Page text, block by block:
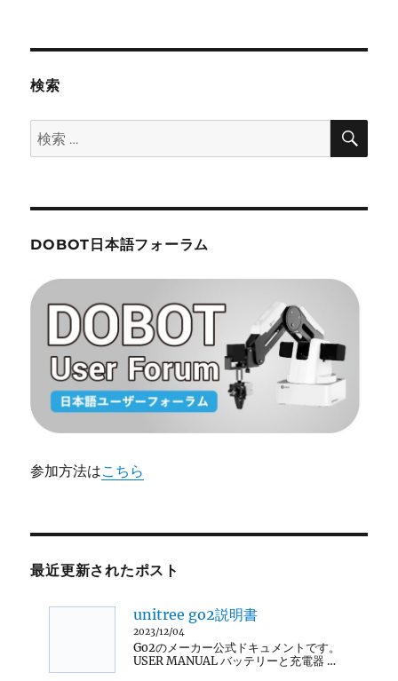
Pi
12694
検索
検
索:
検
DOBOT日本語フォーラム
参加方法はこちら
最近更新されたポスト
unitree go2説明書
2023/12/04
Go2のメーカー公式ドキュメントです。
USER MANUAL バッテリーと充電器 …